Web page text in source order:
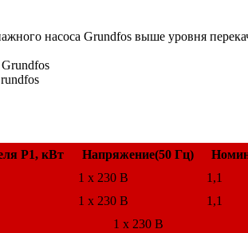
насоса Grundfos выше уровня
Р1, кВт Напряжение(50 Гц)
1 x 230 В 1,1
1 x 230 В 1,1
1 x 230 В